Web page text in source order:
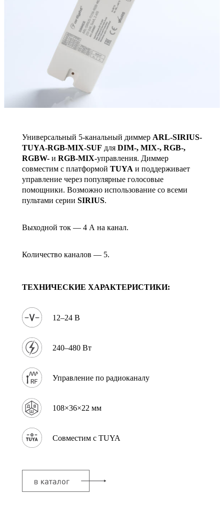
Универсальный 5-канальный диммер ARL-SIRIUS-
TUYA-RGB-MIX-SUF для DIM-, MIX-, RGB-,
RGBW- и RGB-MIX-управления. Диммер
совместим с платформой TUYA и поддерживает
управление через популярные голосовые
помощники. Возможно использование со всеми
пультами серии SIRIUS.
Выходной ток — 4 А на канал.
Количество каналов — 5.
ТЕХНИЧЕСКИЕ ХАРАКТЕРИСТИКИ:
12–24 В
240–480 Вт
Управление по радиоканалу
108×36×22 мм
Совместим с TUYA